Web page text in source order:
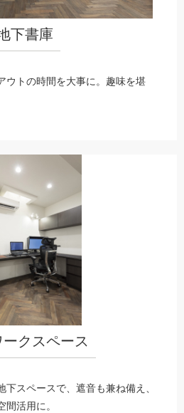
下書庫
ウトの時間を大事に。趣味を堪
クスペース
スペースで、遮音も兼ね備え、
活用に。